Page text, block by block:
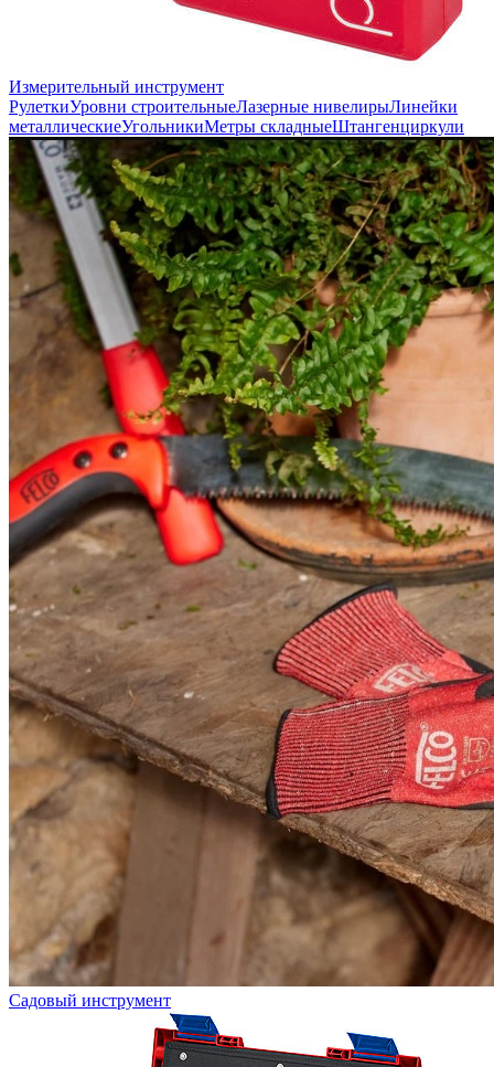
Измерительный инструмент
РулеткиУровни строительныеЛазерные нивелирыЛинейки
металлическиеУгольникиМетры складныеШтангенциркули
Садовый инструмент